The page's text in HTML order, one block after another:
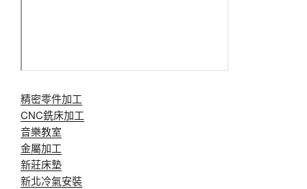
精密零件加工
CNC銑床加工
音樂教室
金屬加工
新莊床墊
新北冷氣安裝